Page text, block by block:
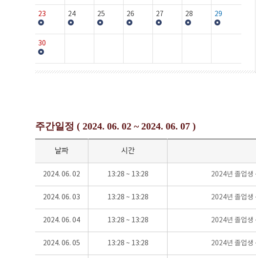
23 24 25 26 27 28 29
30
주간일정 ( 2024. 06. 02 ~ 2024. 06. 07 )
날짜 시간
2024. 06. 02 13:28 ~ 13:28 2024년 졸업생
2024. 06. 03 13:28 ~ 13:28 2024년 졸업생
2024. 06. 04 13:28 ~ 13:28 2024년 졸업생
2024. 06. 05 13:28 ~ 13:28 2024년 졸업생